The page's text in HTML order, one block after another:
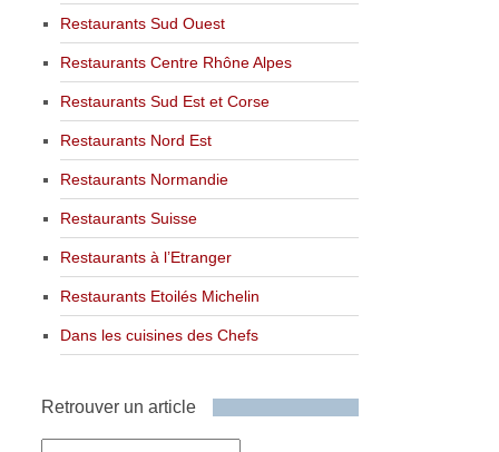
Restaurants Sud Ouest
Restaurants Centre Rhône Alpes
Restaurants Sud Est et Corse
Restaurants Nord Est
Restaurants Normandie
Restaurants Suisse
Restaurants à l’Etranger
Restaurants Etoilés Michelin
Dans les cuisines des Chefs
Retrouver un article